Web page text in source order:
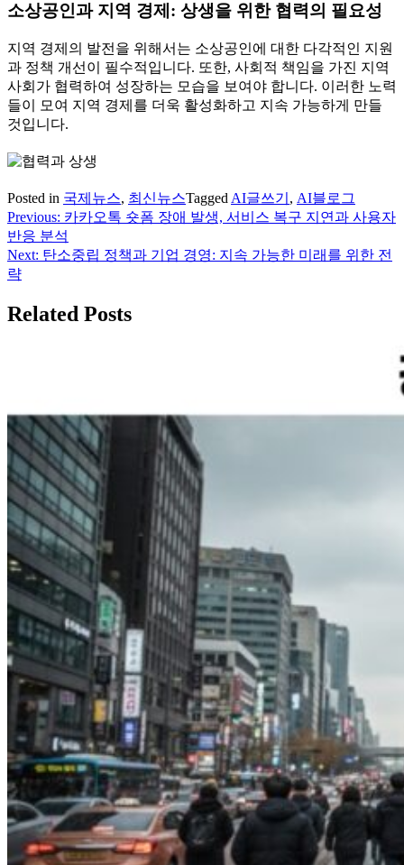
소상공인과 지역 경제: 상생을 위한 협력의 필요성
지역 경제의 발전을 위해서는 소상공인에 대한 다각적인 지원
과 정책 개선이 필수적입니다. 또한, 사회적 책임을 가진 지역
사회가 협력하여 성장하는 모습을 보여야 합니다. 이러한 노력
들이 모여 지역 경제를 더욱 활성화하고 지속 가능하게 만들
것입니다.
Posted in 국제뉴스, 최신뉴스Tagged AI글쓰기 , AI블로그
글
탐
색
Previous: 카카오톡 숏폼 장애 발생, 서비스 복구 지연과 사용자
반응 분석
Next: 탄소중립 정책과 기업 경영: 지속 가능한 미래를 위한 전
략
Related Posts